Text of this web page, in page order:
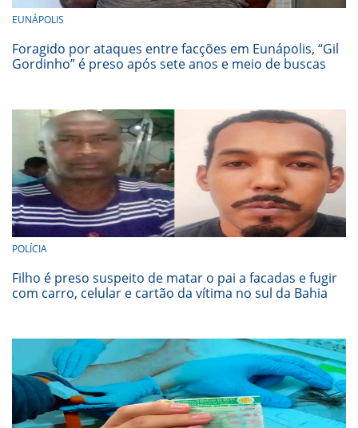
EUNÁPOLIS
Foragido por ataques entre facções em Eunápolis, “Gil
Gordinho” é preso após sete anos e meio de buscas
POLÍCIA
Filho é preso suspeito de matar o pai a facadas e fugir
com carro, celular e cartão da vítima no sul da Bahia